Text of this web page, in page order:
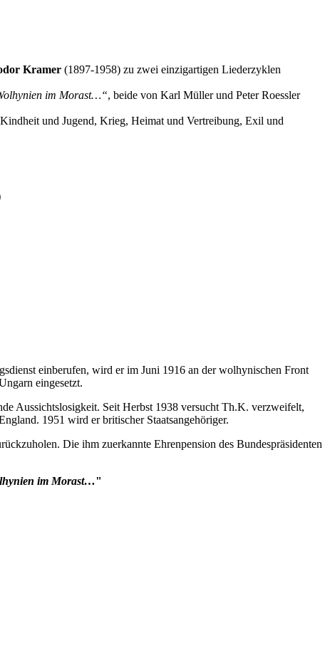
Kramer (1897-1958) zu zwei einzigartigen Liederzyklen
im Morast…“, beide von Karl Müller und Peter Roessler
und Jugend, Krieg, Heimat und Vertreibung, Exil und
einberufen, wird er im Juni 1916 an der wolhynischen Front
eingesetzt.
Aussichtslosigkeit. Seit Herbst 1938 versucht Th.K. verzweifelt,
1951 wird er britischer Staatsangehöriger.
Die ihm zuerkannte Ehrenpension des Bundespräsidenten
im Morast…"